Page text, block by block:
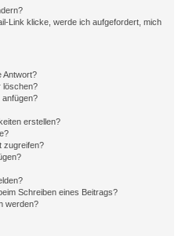
Link klicke, werde ich aufgefordert, mich
Antwort?
löschen?
anfügen?
erstellen?
zugreifen?
Schreiben eines Beitrags?
werden?